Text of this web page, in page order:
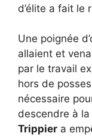
d’élite a fait le
Une poignée
allaient et
par le travail
hors de
nécessaire
descendre à
Trippier a